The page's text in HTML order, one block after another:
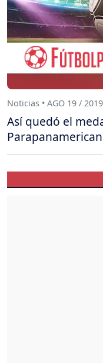
Noticias • AGO 19 / 2019
Así quedó el